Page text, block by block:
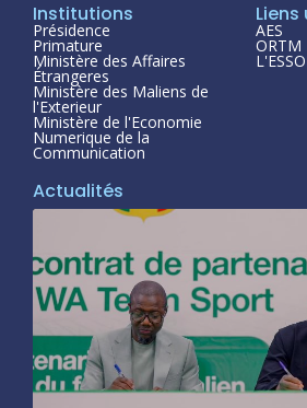
Institutions
Présidence
Primature
Ministère des Affaires
Étrangeres
Ministère des Maliens de
l'Exterieur
Ministère de l'Economie
Numerique de la
Communication
Liens
AES
ORTM
Actualités